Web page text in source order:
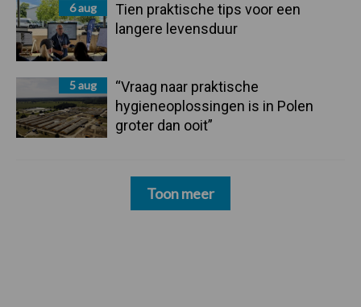
6 aug
Tien praktische tips voor een
langere levensduur
5 aug
“Vraag naar praktische
hygieneoplossingen is in Polen
groter dan ooit”
Toon meer